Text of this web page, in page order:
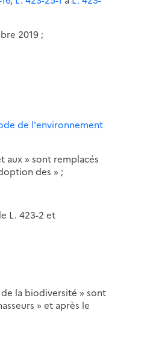
2019 ;
de l'environnement
aux » sont remplacés
des » ;
L. 423-2 et
la biodiversité » sont
» et après le